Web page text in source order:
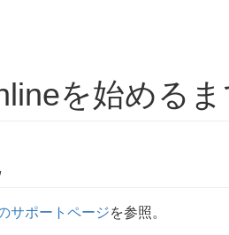
を始める
サポートページを参照。